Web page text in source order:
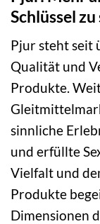
Schlüssel
Pjur steht seit
Qualität und
Produkte.
sinnliche
und erfüllte
Vielfalt und
Produkte
Dimensionen